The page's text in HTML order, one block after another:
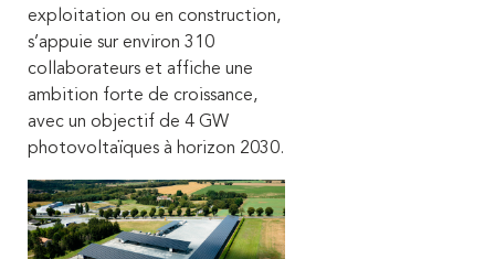
exploitation ou en construction,
s’appuie sur environ 310
collaborateurs et affiche une
ambition forte de croissance,
avec un objectif de 4 GW
photovoltaïques à horizon 2030.